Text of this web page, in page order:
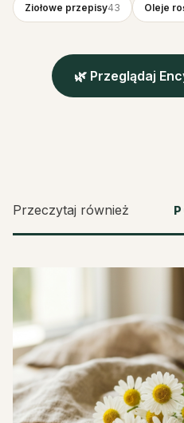
Ziołowe przepisy43 Oleje
🌿 Przeglądaj
Przeczytaj również